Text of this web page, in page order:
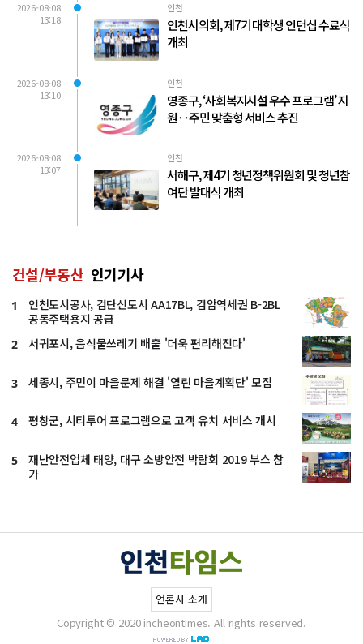
2026-08-08
13:18
인천
인천시의회, 제7기 대학생 인턴십 수료식
개최
2026-08-08
13:10
인천
영종구, ‘사회복지시설 우수 프로그램’ 지
원‥주민 맞춤형 서비스 추진
2026-08-08
13:07
인천
서해구, 제4기 청년정책위원회 및 청년참
여단 발대식 개최
건설/부동산 인기기사
1
인천도시공사, 검단신도시 AA17BL, 검암역세권 B-2BL
공동주택용지 공급
2 서귀포시, 음식물쓰레기 배출 '더욱 편리해진다'
3 세종시, 주민이 마을문제 해결 '열린 마을계획단' 모집
4 평창군, 시티투어 프로그램으로 고객 유치 서비스 개시
5
재난안전업체 태양, 대구 소방안전 박람회 2019 부스 참
가
언론사 소개
Copyright © 2020 incheontimes. All rights reserved.